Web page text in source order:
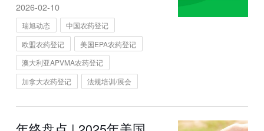
2026-02-10
瑞旭动态
中国农药登记
欧盟农药登记
美国EPA农药登记
澳大利亚APVMA农药登记
加拿大农药登记
法规培训/展会